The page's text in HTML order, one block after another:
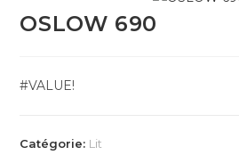
OSLOW 690
#VALUE!
Catégorie: Lit